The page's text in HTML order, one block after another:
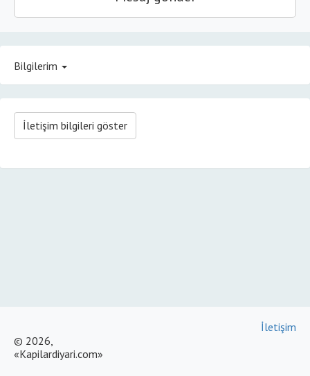
Bilgilerim
İletişim bilgileri göster
© 2026,
«Kapilardiyari.com»
İletişim